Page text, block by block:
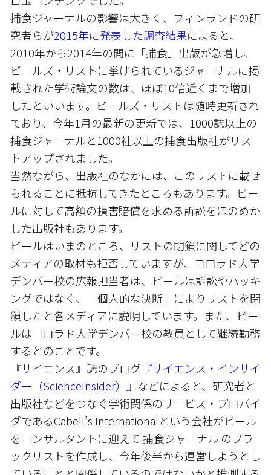
捕食ジャーナルの影響は大きく、フィンランドの研
究者らが2015年に発表した調査結果によると、
2010年から2014年の間に「捕食」出版が急増し、
ビールズ・リストに挙げられているジャーナルに掲
載された学術論文の数は、ほぼ10倍近くまで増加
したといいます。ビールズ・リストは随時更新され
ており、今年1月の最新の更新では、1000誌以上の
捕食ジャーナルと1000社以上の捕食出版社がリス
トアップされました。
当然ながら、出版社のなかには、このリストに載せ
られることに抵抗してきたところもあります。ビー
ルに対して高額の損害賠償を求める訴訟をほのめか
した出版社もあります。
ビールはいまのところ、リストの閉鎖に関してどの
メディアの取材も拒否していますが、コロラド大学
デンバー校の広報担当者は、ビールは訴訟やハッキ
ングではなく、「個人的な決断」によりリストを閉
鎖したと各メディアに説明しています。また、ビー
ルはコロラド大学デンバー校の教員として継続勤務
するとのことです。
『サイエンス』誌のブログ 『サイエンス・インサイ
ダー（ScienceInsider）』 などによると、研究者と
出版社などをつなぐ学術関係のサービス・プロバイ
ダであるCabell’s Internationalという会社がビール
をコンサルタントに迎えて 捕食ジャーナル のブラ
ックリストを作成し、今年後半から運営しようとし